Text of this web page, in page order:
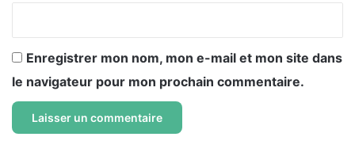
Enregistrer mon nom, mon e-mail et mon site dans
le navigateur pour mon prochain commentaire.